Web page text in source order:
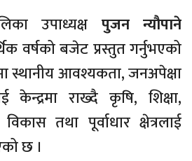
उपाध्यक्ष पुजन न्यौपाने
वर्षको बजेट प्रस्तुत गर्नुभएको
स्थानीय आवश्यकता, जनअपेक्षा
केन्द्रमा राख्दै कृषि, शिक्षा,
तथा पूर्वाधार क्षेत्रलाई
छ ।